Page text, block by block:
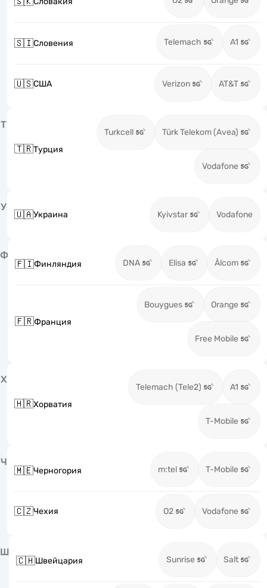
🇸🇮Словения Telemach A1
🇺🇸США Verizon AT&T
Т
🇹🇷Турция
Turkcell Türk Telekom (Avea)
Vodafone
У
🇺🇦Украина Kyivstar Vodafone
Ф
🇫🇮Финляндия DNA Elisa Ålcom
🇫🇷Франция
Bouygues Orange
Free Mobile
Х
🇭🇷Хорватия
Telemach (Tele2) A1
T-Mobile
Ч
🇲🇪Черногория m:tel T-Mobile
🇨🇿Чехия O2 Vodafone
Ш
🇨🇭Швейцария Sunrise Salt